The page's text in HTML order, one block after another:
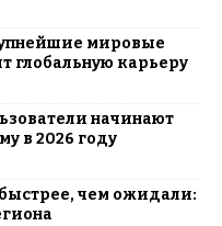
мировые
глобальную карьеру
начинают
в 2026 году
чем ожидали: